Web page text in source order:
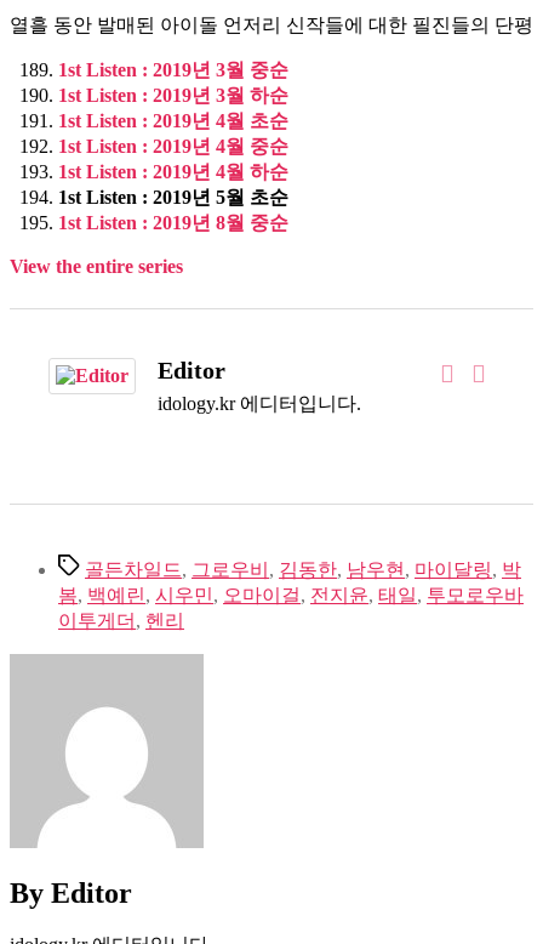
열흘 동안 발매된 아이돌 언저리 신작들에 대한 필진들의 단평
1st Listen : 2019년 3월 중순
1st Listen : 2019년 3월 하순
1st Listen : 2019년 4월 초순
1st Listen : 2019년 4월 중순
1st Listen : 2019년 4월 하순
1st Listen : 2019년 5월 초순
1st Listen : 2019년 8월 중순
View the entire series
Editor
idology.kr 에디터입니다.
Tags골든차일드, 그로우비 , 김동한, 남우현 , 마이달링, 박
봄, 백예린, 시우민, 오마이걸, 전지윤, 태일, 투모로우바
이투게더 , 헨리
By Editor